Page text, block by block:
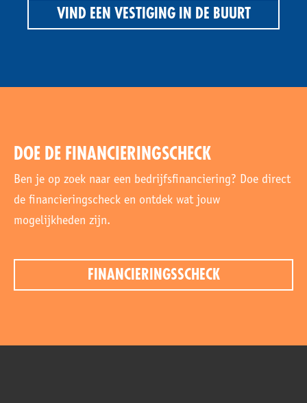
VIND EEN VESTIGING IN DE BUURT
DOE DE FINANCIERINGSCHECK
Ben je op zoek naar een bedrijfsfinanciering? Doe direct
de financieringscheck en ontdek wat jouw
mogelijkheden zijn.
FINANCIERINGSSCHECK